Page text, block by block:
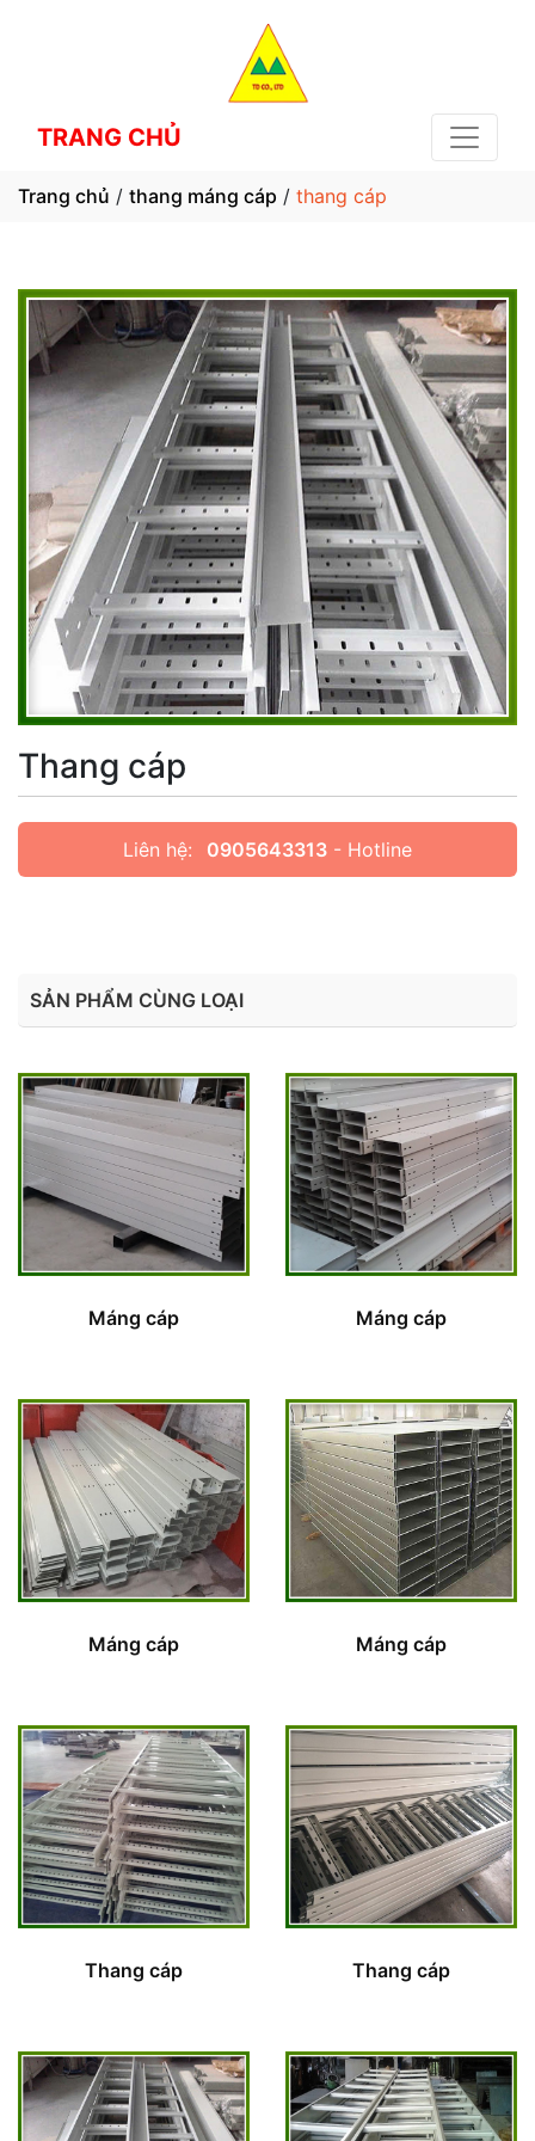
TRANG CHỦ
Trang chủ / thang máng cáp / thang cáp
Thang cáp
Liên hệ: 0905643313 - Hotline
SẢN PHẨM CÙNG LOẠI
Máng cáp Máng cáp
Máng cáp Máng cáp
Thang cáp Thang cáp